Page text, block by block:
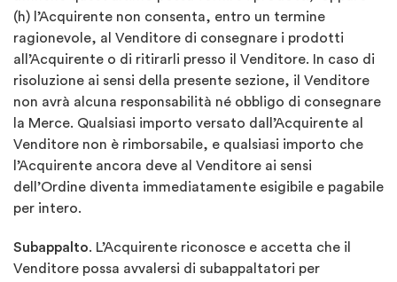
(h) l’Acquirente non consenta, entro un termine
ragionevole, al Venditore di consegnare i prodotti
all’Acquirente o di ritirarli presso il Venditore. In caso di
risoluzione ai sensi della presente sezione, il Venditore
non avrà alcuna responsabilità né obbligo di consegnare
la Merce. Qualsiasi importo versato dall’Acquirente al
Venditore non è rimborsabile, e qualsiasi importo che
l’Acquirente ancora deve al Venditore ai sensi
dell’Ordine diventa immediatamente esigibile e pagabile
per intero.
Subappalto. L’Acquirente riconosce e accetta che il
Venditore possa avvalersi di subappaltatori per